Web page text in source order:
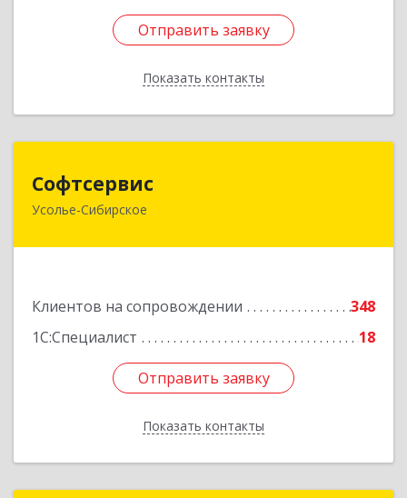
Отправить заявку
Показать контакты
Отправить заявку
Назад
Софтсервис
Усолье-Сибирское
Клиентов на сопровождении
348
1С:Специалист
18
Отправить заявку
Показать контакты
665451, Иркутская обл, Усолье-Сибирское г,
Отправить заявку
Назад